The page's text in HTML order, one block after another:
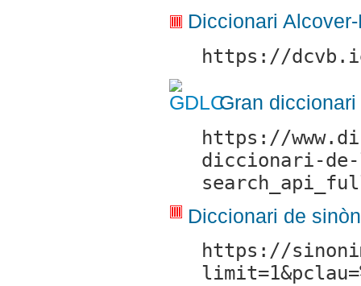
Diccionari
https://
Gran
https://
diccionari-
Diccionari de
https://